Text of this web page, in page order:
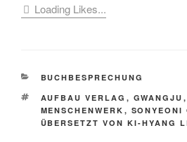
Loading Likes...
KATEGORIEN
BUCHBESPRECHUNG
SCHLAGWÖRTER
AUFBAU VERLAG , GWANGJU ,
MENSCHENWERK , SONYEONI
ÜBERSETZT VON KI-HYANG